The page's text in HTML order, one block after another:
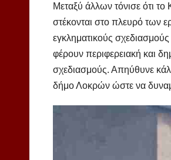
Μεταξύ άλλων τόνισε ότι
στέκονται στο πλευρό των
εγκληματικούς
φέρουν περιφερειακή και
σχεδιασμούς. Απηύθυνε
δήμο Λοκρών ώστε να